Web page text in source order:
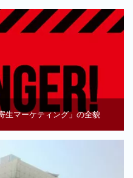
生マーケティング」の全貌